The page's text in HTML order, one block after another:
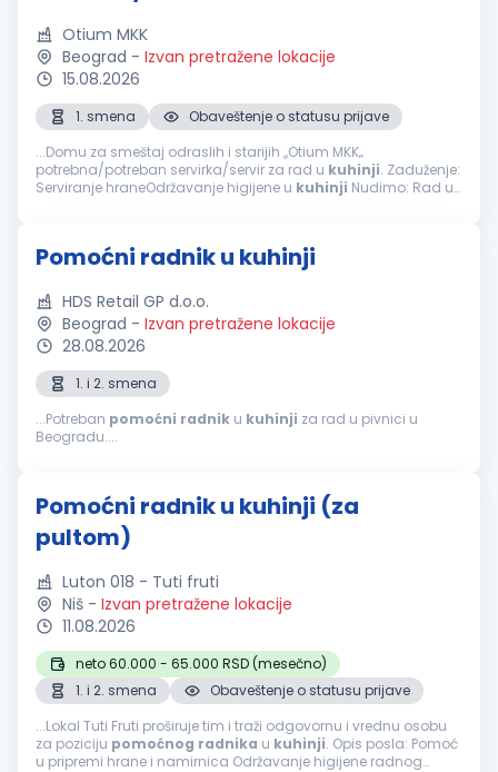
Otium MKK
Beograd - Izvan pretražene lokacije
15.08.2026
1. smena
Obaveštenje o statusu prijave
...Domu za smeštaj odraslih i starijih ,,Otium MKK‚‚
potrebna/potreban servirka/servir za rad u kuhinji. Zaduženje:
Serviranje hraneOdržavanje higijene u kuhinji Nudimo: Rad u
Pomoćni radnik u kuhinji
HDS Retail GP d.o.o.
Beograd - Izvan pretražene lokacije
28.08.2026
1. i 2. smena
...Potreban pomoćni radnik u kuhinji za rad u pivnici u
Beogradu....
Pomoćni radnik u kuhinji (za
pultom)
Luton 018 - Tuti fruti
Niš - Izvan pretražene lokacije
11.08.2026
neto 60.000 - 65.000 RSD (mesečno)
1. i 2. smena
Obaveštenje o statusu prijave
...Lokal Tuti Fruti proširuje tim i traži odgovornu i vrednu osobu
za poziciju pomoćnog radnika u kuhinji. Opis posla: Pomoć
u pripremi hrane i namirnica Održavanje higijene radnog